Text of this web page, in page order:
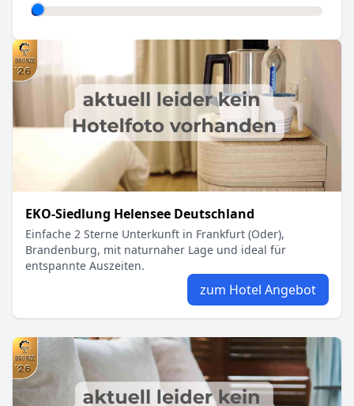
EKO-Siedlung Helensee Deutschland
Einfache 2 Sterne Unterkunft in Frankfurt (Oder),
Brandenburg, mit naturnaher Lage und ideal für
entspannte Auszeiten.
zum Hotel Angebot